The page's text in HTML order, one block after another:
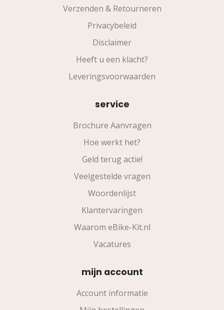
Verzenden & Retourneren
Privacybeleid
Disclaimer
Heeft u een klacht?
Leveringsvoorwaarden
service
Brochure Aanvragen
Hoe werkt het?
Geld terug actie!
Veelgestelde vragen
Woordenlijst
Klantervaringen
Waarom eBike-Kit.nl
Vacatures
mijn account
Account informatie